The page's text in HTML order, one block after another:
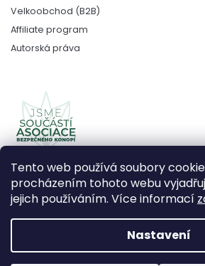
Tento web používá soubory
procházením tohoto webu
jejich používáním. Více informací
Nastavení
Velkoobchod (B2B)
Affiliate program
Autorská práva
Vytvořil Shoptet